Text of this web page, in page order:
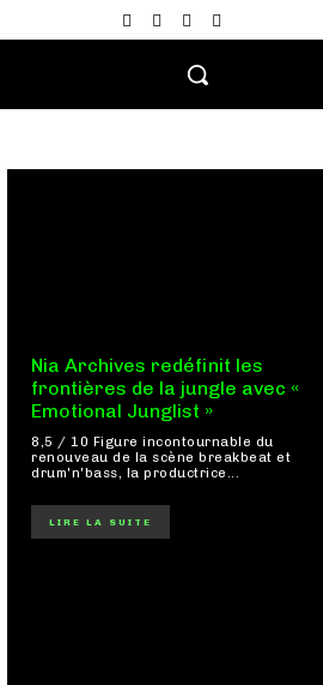
Nia Archives redéfinit les
frontières de la jungle avec «
Emotional Junglist »
8,5 / 10 Figure incontournable du
renouveau de la scène breakbeat et
drum'n'bass, la productrice...
LIRE LA SUITE